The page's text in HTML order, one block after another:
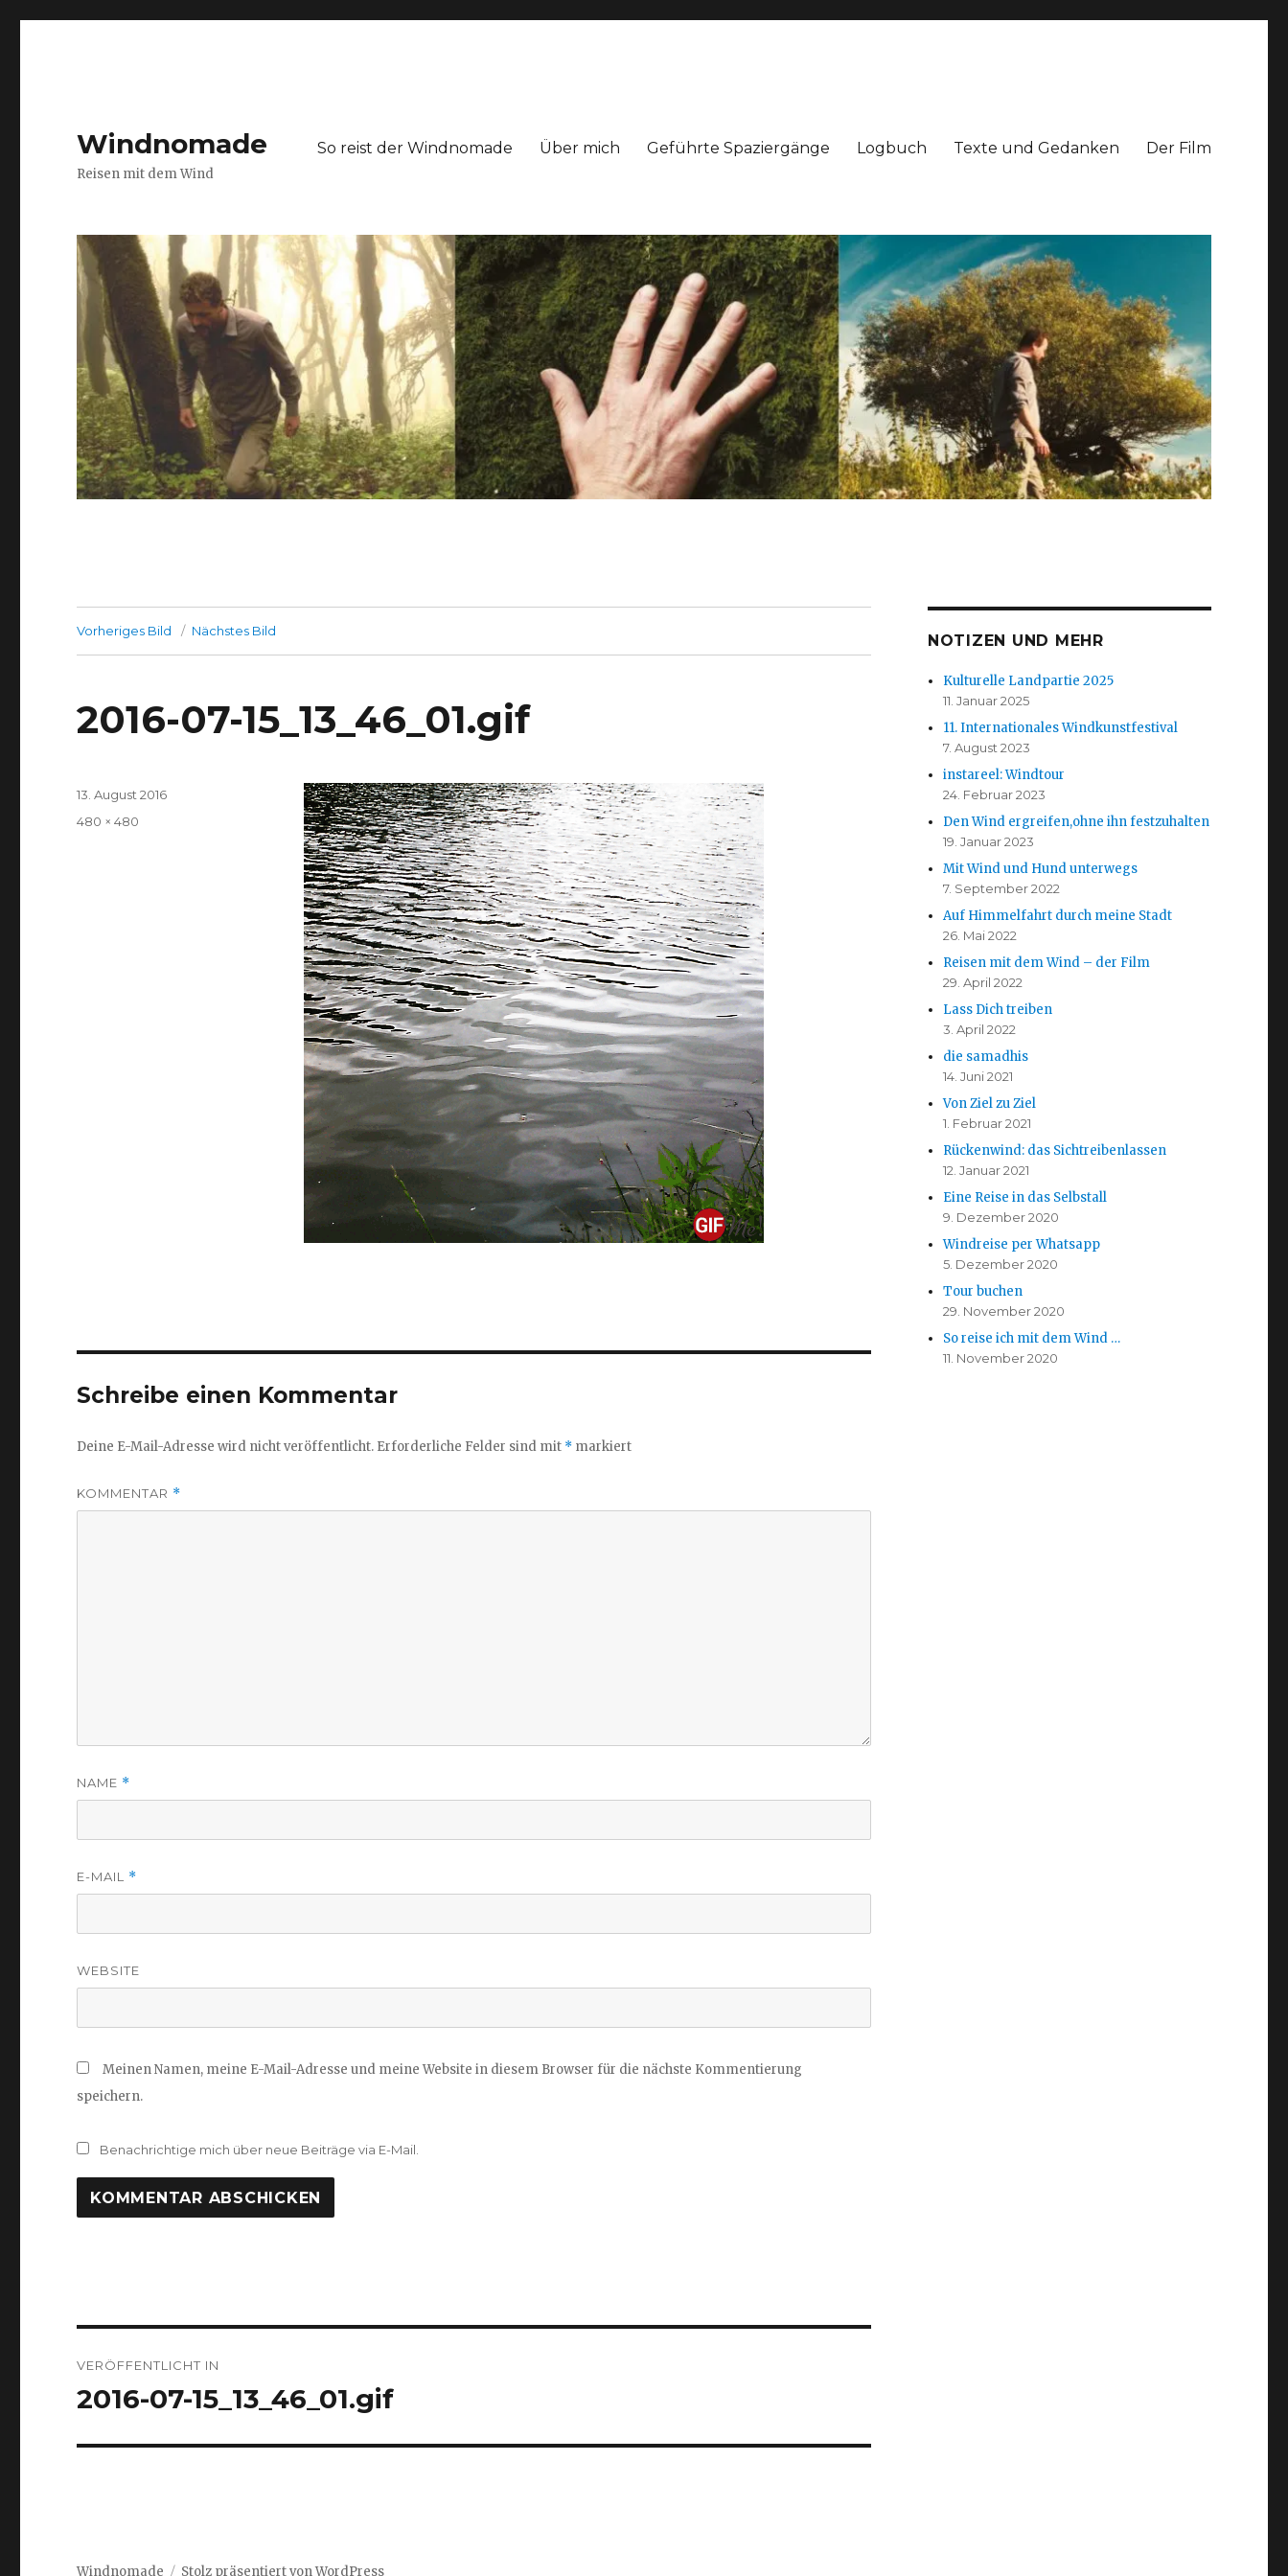
Windnomade
Reisen mit dem Wind
So reist der Windnomade Über mich Geführte Spaziergänge Logbuch Texte und Gedanken Der Film
Vorheriges Bild Nächstes Bild
2016-07-15_13_46_01.gif
Veröffentlicht
13. August 2016
Volle
480 × 480
Schreibe einen Kommentar
Deine E-Mail-Adresse wird nicht veröffentlicht. Erforderliche Felder sind mit * markiert
KOMMENTAR *
NAME *
E-MAIL *
WEBSITE
Meinen Namen, meine E-Mail-Adresse und meine Website in diesem Browser für die nächste Kommentierung
speichern.
Benachrichtige mich über neue Beiträge via E-Mail.
Navigation
VERÖFFENTLICHT IN
2016-07-15_13_46_01.gif
NOTIZEN UND MEHR
Kulturelle Landpartie 2025
11. Januar 2025
11. Internationales Windkunstfestival
7. August 2023
instareel: Windtour
24. Februar 2023
Den Wind ergreifen,ohne ihn festzuhalten
19. Januar 2023
Mit Wind und Hund unterwegs
7. September 2022
Auf Himmelfahrt durch meine Stadt
26. Mai 2022
Reisen mit dem Wind – der Film
29. April 2022
Lass Dich treiben
3. April 2022
die samadhis
14. Juni 2021
Von Ziel zu Ziel
1. Februar 2021
Rückenwind: das Sichtreibenlassen
12. Januar 2021
Eine Reise in das Selbstall
9. Dezember 2020
Windreise per Whatsapp
5. Dezember 2020
Tour buchen
29. November 2020
So reise ich mit dem Wind …
11. November 2020
Windnomade Stolz präsentiert von WordPress